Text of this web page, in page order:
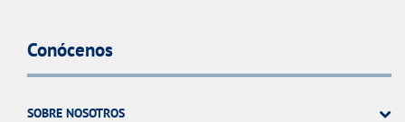
Conócenos
SOBRE NOSOTROS